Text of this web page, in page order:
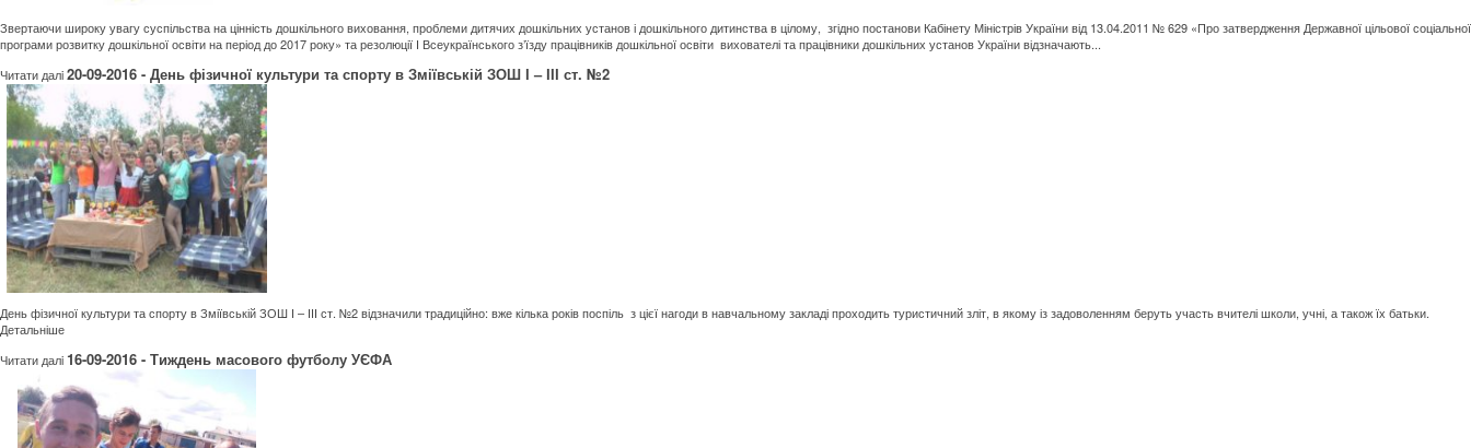
Звертаючи широку увагу суспільства на цінність дошкільного виховання, проблеми дитячих дошкільних установ і дошкільного дитинства в цілому, згідно постанови Кабінету Міністрів України від 13.04.2011 № 629 «Про затвердження Державної цільової соціальної
програми розвитку дошкільної освіти на період до 2017 року» та резолюції І Всеукраїнського з’їзду працівників дошкільної освіти вихователі та працівники дошкільних установ України відзначають...
Читати далi20-09-2016 - День фізичної культури та спорту в Зміївській ЗОШ І – ІІІ ст. №2
День фізичної культури та спорту в Зміївській ЗОШ І – ІІІ ст. №2 відзначили традиційно: вже кілька років поспіль з цієї нагоди в навчальному закладі проходить туристичний зліт, в якому із задоволенням беруть участь вчителі школи, учні, а також їх батьки.
Детальніше
Читати далi 16-09-2016 - Тиждень масового футболу УЄФА